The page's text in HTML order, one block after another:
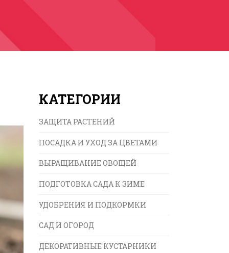
КАТЕГОРИИ
ЗАЩИТА РАСТЕНИЙ
ПОСАДКА И УХОД ЗА ЦВЕТАМИ
ВЫРАЩИВАНИЕ ОВОЩЕЙ
ПОДГОТОВКА САДА К ЗИМЕ
УДОБРЕНИЯ И ПОДКОРМКИ
САД И ОГОРОД
ДЕКОРАТИВНЫЕ КУСТАРНИКИ